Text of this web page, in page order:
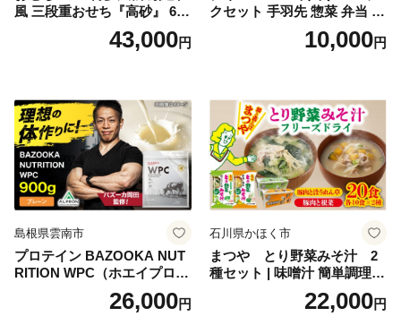
風 三段重おせち『高砂』 6.5
寸 3段重 2～3人前 おせち料
理 重箱 お正月 冷凍おせち 縁
ち 本格おせち おせち予約 年
末 年始 お取り寄せ 新春 贅沢
おせち こだわりおせち 惣菜
老舗おせち ふるさと納税お
せち 御節 お節料理 正月 調理
不要 おせち料理2027
43,000円
クセット 手羽先 惣菜 弁当 お
かず お酒 おつまみ ギフト キ
ャンプ アウトドア キャンプ
10,000円
島根県雲南市
プロテイン BAZOOKA NUT
RITION WPC（ホエイプロテ
イン）＜プレーン＞ 900g｜
バズーカ岡田監修・植物由来
26,000円
石川県かほく市
まつや とり野菜みそ汁 2
種セット | 味噌汁 簡単調理
お味噌 おみそ みそ とり野菜
時短料理 時短ごはん ご当地
22,000円